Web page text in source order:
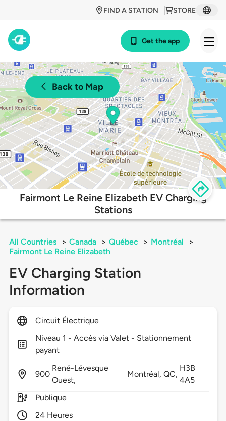
STORE
FIND A STATION
Get the app
Back to Map
Fairmont Le Reine Elizabeth EV Charging
Stations
All Countries > Canada > Québec > Montréal
>
Fairmont Le Reine Elizabeth
EV Charging Station
Information
Circuit Électrique
Niveau 1 - Accès via Valet - Stationnement
payant
900
René-Lévesque
Ouest,
Montréal,QC,
H3B
4A5
Publique
24 Heures